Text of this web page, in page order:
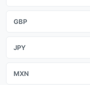
GBP
JPY
MXN